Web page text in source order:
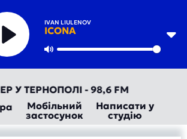
IVAN LIULENOV
ICONA
У ТЕРНОПОЛІ - 98,6 FM
Мобільний
застосунок
Написати у
студію